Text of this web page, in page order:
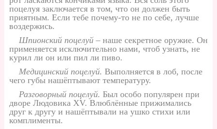
поцелуя заключается в том, что он должен быть
приятным. Если тебе почему-то не по себе, лучше
воздержись.
Шпионский поцелуй– наше секретное оружие. Он
применяется исключительно нами, чтоб узнать, не
курил ли он или пил ли пиво.
Медицинский поцелуй. Выполняется в лоб, после
чего губы нашёптывают температуру.
Разговорный поцелуй. Был особо популярен при
дворе Людовика XV. Влюблённые прижимались
друг к другу и нашёптывали на ушко стихи или
комплименты.